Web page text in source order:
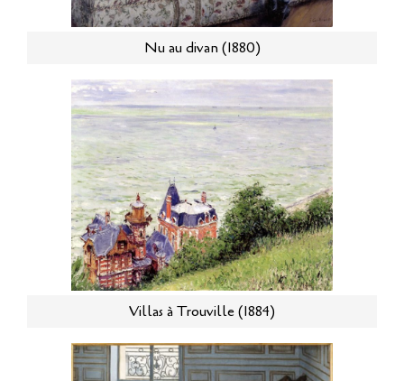
Nu au divan (1880)
Villas à Trouville (1884)